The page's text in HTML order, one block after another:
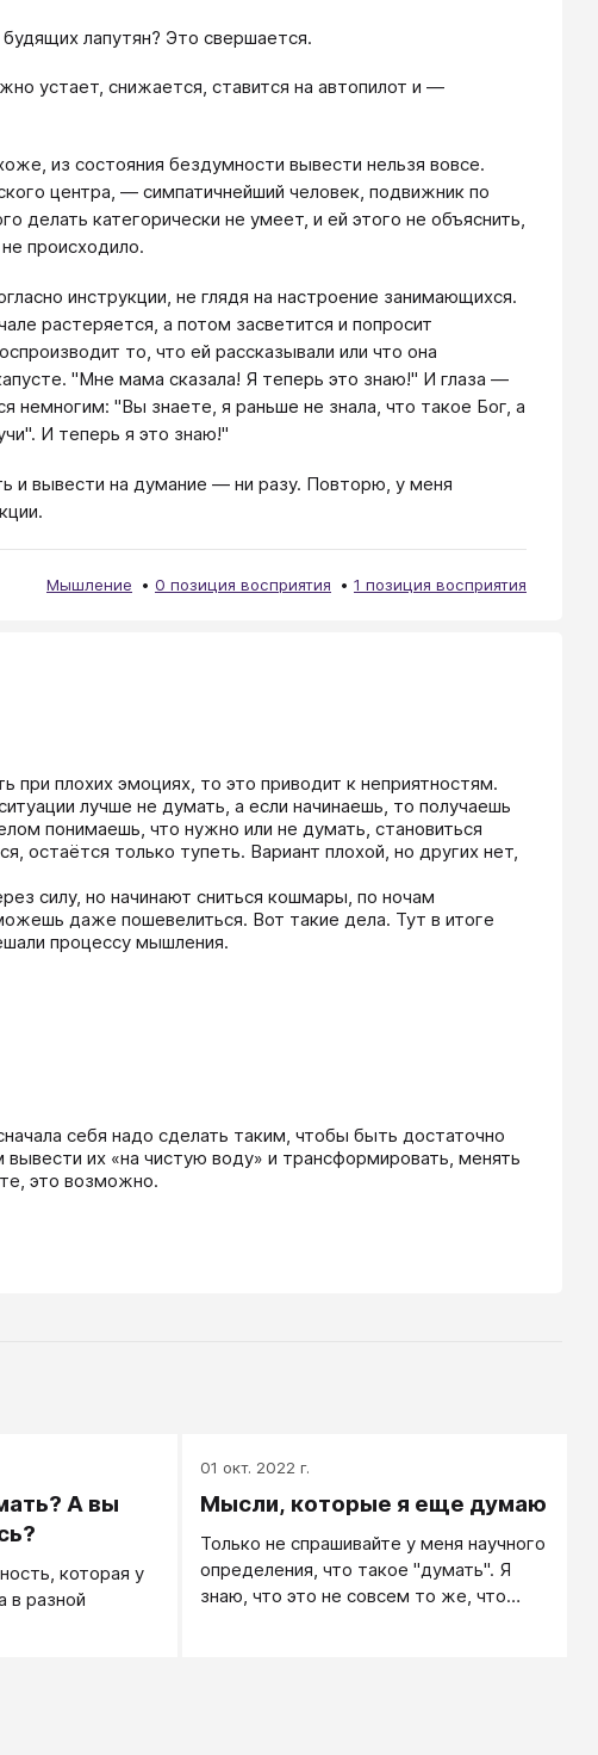
лапутян? Это свершается.
устает, снижается, ставится на автопилот и —
из состояния бездумности вывести нельзя вовсе.
центра, — симпатичнейший человек, подвижник по
делать категорически не умеет, и ей этого не объяснить,
происходило.
инструкции, не глядя на настроение занимающихся.
растеряется, а потом засветится и попросит
то, что ей рассказывали или что она
"Мне мама сказала! Я теперь это знаю!" И глаза —
немногим: "Вы знаете, я раньше не знала, что такое Бог, а
И теперь я это знаю!"
и вывести на думание — ни разу. Повторю, у меня
Мышление 0 позиция восприятия 1 позиция восприятия
плохих эмоциях, то это приводит к неприятностям.
лучше не думать, а если начинаешь, то получаешь
понимаешь, что нужно или не думать, становиться
остаётся только тупеть. Вариант плохой, но других нет,
силу, но начинают сниться кошмары, по ночам
даже пошевелиться. Вот такие дела. Тут в итоге
процессу мышления.
себя надо сделать таким, чтобы быть достаточно
их «на чистую воду» и трансформировать, менять
это возможно.
А вы
которая у
в разной
01 окт. 2022 г.
Мысли, которые я еще думаю
Только не спрашивайте у меня научного
определения, что такое "думать". Я
знаю, что это не совсем то же, что